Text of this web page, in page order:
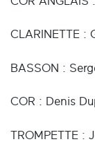
CLARINETTE :
BASSON :
COR : Denis
TROMPETTE :